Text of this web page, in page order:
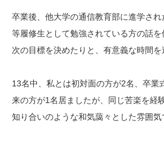
卒業後、他大学の通信教育部に進学さ
等履修生として勉強されている方の話
次の目標を決めたりと、有意義な時間を
13名中、私とは初対面の方が2名、卒業
来の方が1名居ましたが、同じ苦楽を経
知り合いのような和気藹々とした雰囲気